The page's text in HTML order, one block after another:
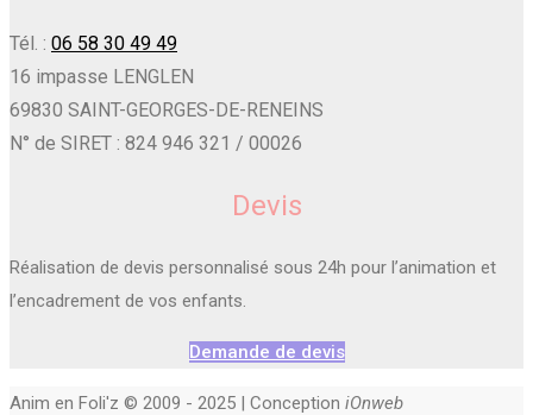
Tél. : 06 58 30 49 49
16 impasse LENGLEN
69830 SAINT-GEORGES-DE-RENEINS
N° de SIRET : 824 946 321 / 00026
Devis
Réalisation de devis personnalisé sous 24h pour l’animation et
l’encadrement de vos enfants.
Demande de devis
Anim en Foli'z © 2009 - 2025 | Conception iOnweb